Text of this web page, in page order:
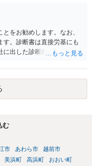
ただし、金額は多額にな
をお勧めします。なお、
。診断書は直接労基にも
に出した診断書の写しをも
む
市 あわら市
越前市
美浜町 高浜町
おおい町